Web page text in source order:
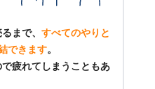
まで、 すべてのやりと
できます。
疲れてしまうこともあ